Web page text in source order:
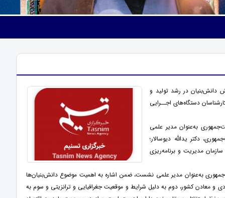
دانش‌بنیان‌ در رشد تولید و
دستگاه‌های اجــرایی
به‌عنوان مدیر علمی
دکتر یدالله دیوسالار؛
مدیریت و برنامه‌ریزی
به‌عنوان مدیر علمی نشست، ضمن اشاره به اهمیت موضوع دانش‌بنیان‌ها
و معادن کشور، دوم به دلیل شرایط و موقعیت جغرافیایی و ترانزیتی و سوم به